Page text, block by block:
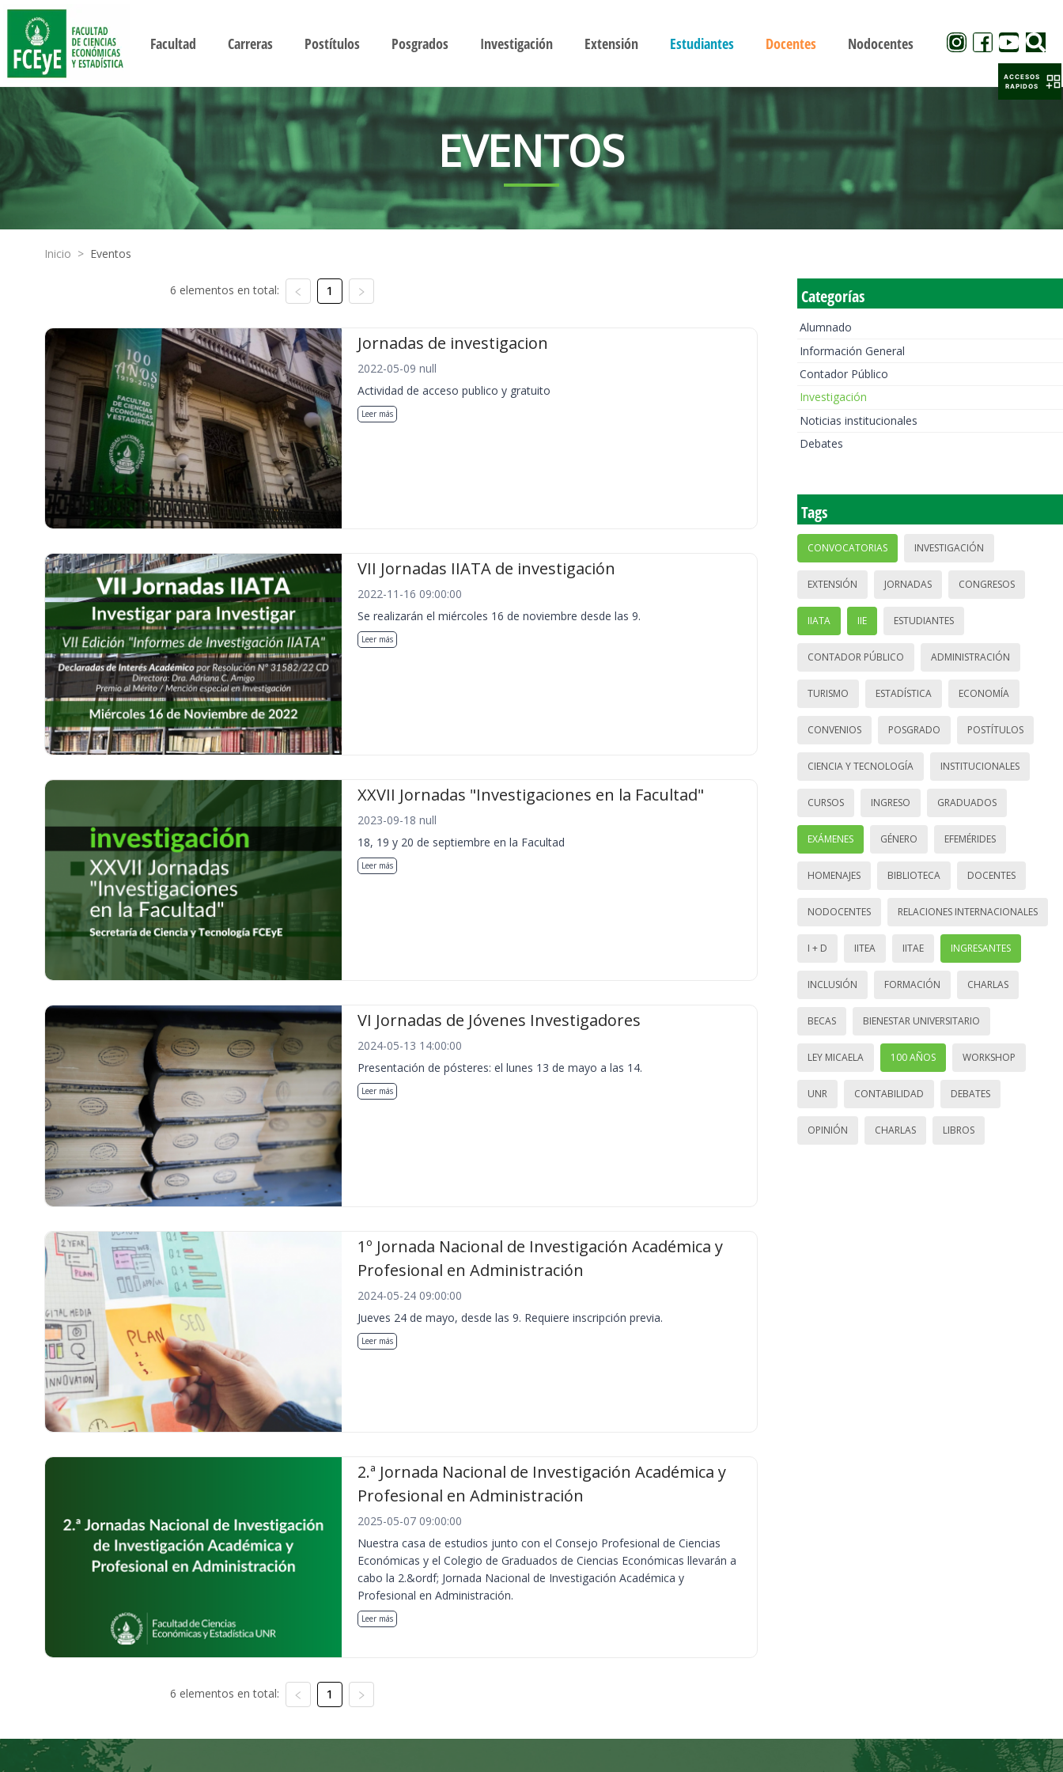
Facultad Carreras Postítulos Posgrados Investigación Extensión Estudiantes Docentes Nodocentes
EVENTOS
Inicio > Eventos
6 elementos en total: 1
Jornadas de investigacion
2022-05-09 null
Actividad de acceso publico y gratuito
Leer más
VII Jornadas IIATA de investigación
2022-11-16 09:00:00
Se realizarán el miércoles 16 de noviembre desde las 9.
Leer más
XXVII Jornadas "Investigaciones en la Facultad"
2023-09-18 null
18, 19 y 20 de septiembre en la Facultad
Leer más
VI Jornadas de Jóvenes Investigadores
2024-05-13 14:00:00
Presentación de pósteres: el lunes 13 de mayo a las 14.
Leer más
1º Jornada Nacional de Investigación Académica y
Profesional en Administración
2024-05-24 09:00:00
Jueves 24 de mayo, desde las 9. Requiere inscripción previa.
Leer más
2.ª Jornada Nacional de Investigación Académica y
Profesional en Administración
2025-05-07 09:00:00
Nuestra casa de estudios junto con el Consejo Profesional de Ciencias
Económicas y el Colegio de Graduados de Ciencias Económicas llevarán a
cabo la 2.&ordf; Jornada Nacional de Investigación Académica y
Profesional en Administración.
Leer más
6 elementos en total: 1
Categorías
Alumnado
Información General
Contador Público
Investigación
Noticias institucionales
Debates
Tags
CONVOCATORIAS INVESTIGACIÓN
EXTENSIÓN JORNADAS CONGRESOS
IIATA IIE ESTUDIANTES
CONTADOR PÚBLICO ADMINISTRACIÓN
TURISMO ESTADÍSTICA ECONOMÍA
CONVENIOS POSGRADO POSTÍTULOS
CIENCIA Y TECNOLOGÍA INSTITUCIONALES
CURSOS INGRESO GRADUADOS
EXÁMENES GÉNERO EFEMÉRIDES
HOMENAJES BIBLIOTECA DOCENTES
NODOCENTES RELACIONES INTERNACIONALES
I + D IITEA IITAE INGRESANTES
INCLUSIÓN FORMACIÓN CHARLAS
BECAS BIENESTAR UNIVERSITARIO
LEY MICAELA 100 AÑOS WORKSHOP
UNR CONTABILIDAD DEBATES
OPINIÓN CHARLAS LIBROS
ACCESOS
RAPIDOS